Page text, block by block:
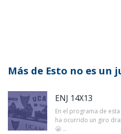
Más de Esto no es un
ENJ 14X13
En el programa de
ha ocurrido un giro
😬 ...